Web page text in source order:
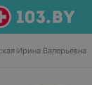
Ирина Валерьевна